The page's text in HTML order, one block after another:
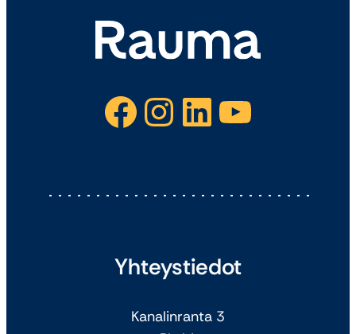
Facebook Instagram LinkedIn YouTube
Yhteystiedot
Kanalinranta 3